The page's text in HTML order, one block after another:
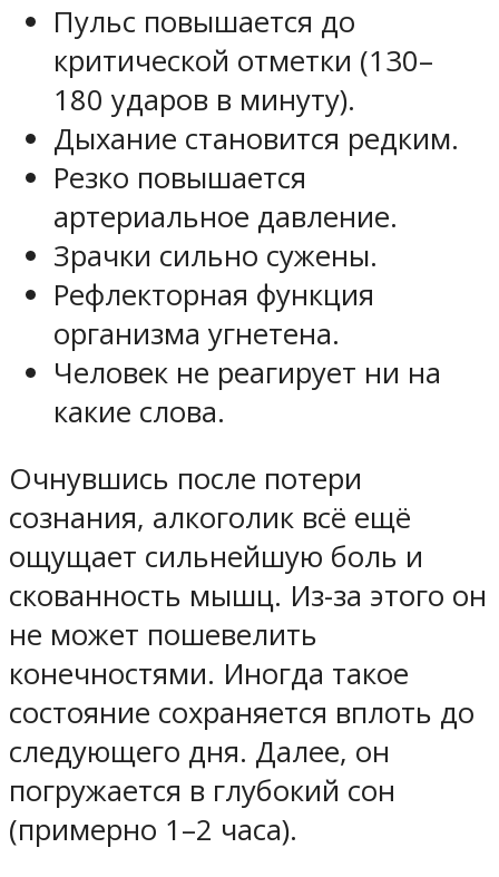
Пульс повышается до
критической отметки (130–
180 ударов в минуту).
Дыхание становится редким.
Резко повышается
артериальное давление.
Зрачки сильно сужены.
Рефлекторная функция
организма угнетена.
Человек не реагирует ни на
какие слова.
Очнувшись после потери
сознания, алкоголик всё ещё
ощущает сильнейшую боль и
скованность мышц. Из-за этого он
не может пошевелить
конечностями. Иногда такое
состояние сохраняется вплоть до
следующего дня. Далее, он
погружается в глубокий сон
(примерно 1–2 часа).